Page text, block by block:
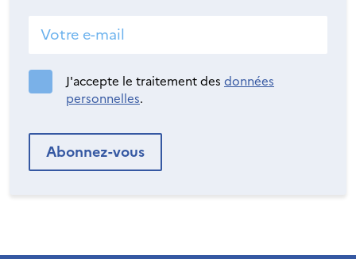
J'accepte le traitement des données
personnelles.